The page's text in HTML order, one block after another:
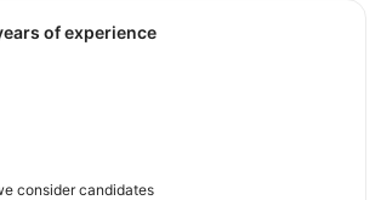
of experience
consider candidates